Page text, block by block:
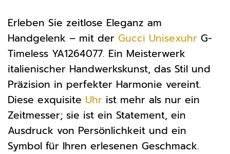
Erleben Sie zeitlose Eleganz am
Handgelenk – mit der Gucci Unisexuhr G-
Timeless YA1264077. Ein Meisterwerk
italienischer Handwerkskunst, das Stil und
Präzision in perfekter Harmonie vereint.
Diese exquisite Uhr ist mehr als nur ein
Zeitmesser; sie ist ein Statement, ein
Ausdruck von Persönlichkeit und ein
Symbol für Ihren erlesenen Geschmack.